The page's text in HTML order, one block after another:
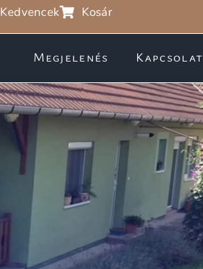
Kedvencek Kosár
Megjelenés Kapcsolat